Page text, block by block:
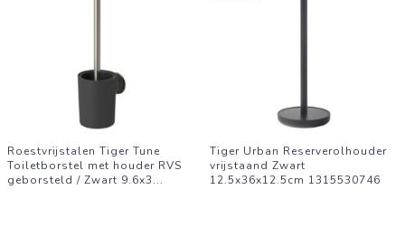
Roestvrijstalen Tiger Tune
Toiletborstel met houder RVS
geborsteld / Zwart 9.6x3...
Tiger Urban Reserverolhouder
vrijstaand Zwart
12.5x36x12.5cm 1315530746